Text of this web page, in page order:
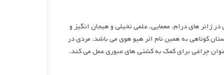
نام سریالی در ژانر های درام، معمایی، علمی تخیلی و هیجان انگیز و
مجموعه داستان کوتاهی به همین نام اثر هیو هوی می باشد. مردی در
چراغی برای کمک به کشتی های عبوری عمل می کند.